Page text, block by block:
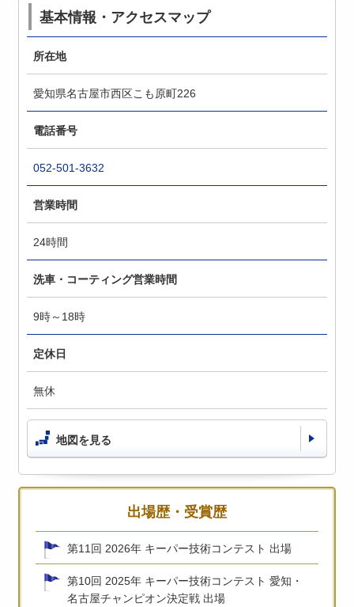
基本情報・アクセスマップ
所在地
愛知県名古屋市西区こも原町226
電話番号
052-501-3632
営業時間
24時間
洗車・コーティング営業時間
9時～18時
定休日
無休
地図を見る
出場歴・受賞歴
第11回 2026年 キーパー技術コンテスト 出場
第10回 2025年 キーパー技術コンテスト 愛知・
名古屋チャンピオン決定戦 出場